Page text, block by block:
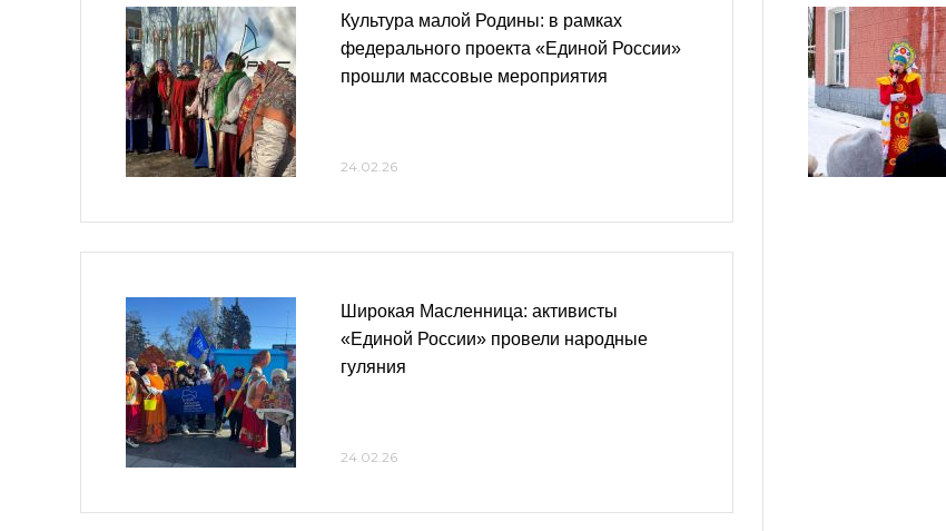
Культура малой Родины: в рамках
федерального проекта «Единой России»
прошли массовые мероприятия
24.02.26
Широкая Масленница: активисты
«Единой России» провели народные
гуляния
24.02.26